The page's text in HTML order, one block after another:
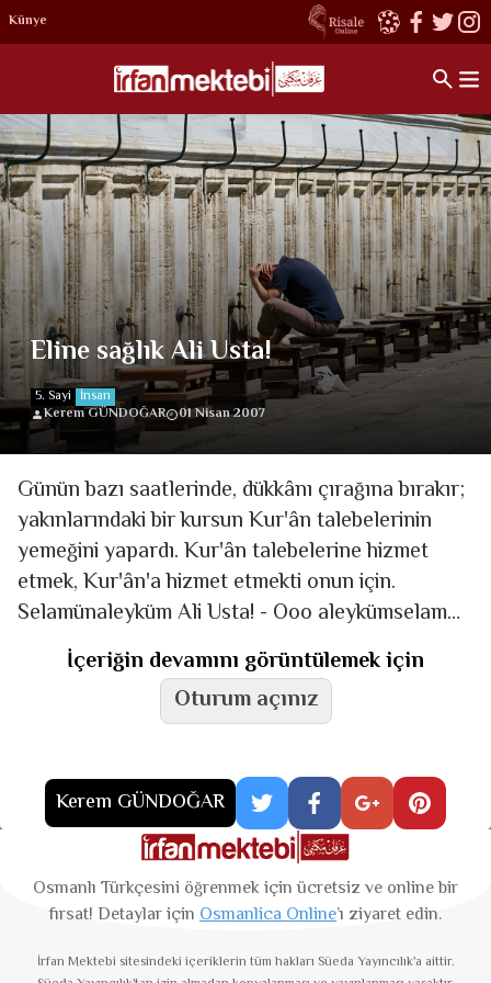
Künye
Eline sağlık Ali Usta!
5. Sayi İnsan
Kerem GÜNDOĞAR
01 Nisan 2007
Günün bazı saatlerinde, dükkânı çırağına bırakır;
yakınlarındaki bir kursun Kur'ân talebelerinin
yemeğini yapardı. Kur'ân talebelerine hizmet
etmek, Kur'ân'a hizmet etmekti onun için.
Selamünaleyküm Ali Usta! - Ooo aleykümselam
Celal Bey kardeşim. Yâ Hu! Nerelerdesin?
Yüzünüİçeriğin devamını görüntülemek için
Oturum açınız
Kerem GÜNDOĞAR
Osmanlı Türkçesini öğrenmek için ücretsiz ve online bir
fırsat! Detaylar için Osmanlica Online’ı ziyaret edin.
İrfan Mektebi sitesindeki içeriklerin tüm hakları Süeda Yayıncılık'a aittir.